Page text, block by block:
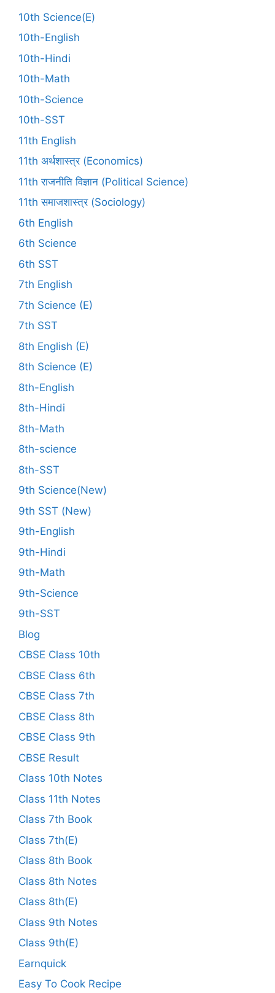
10th Science(E)
10th-English
10th-Hindi
10th-Math
10th-Science
10th-SST
11th English
11th अर्थशास्त्र (Economics)
11th राजनीति विज्ञान (Political Science)
11th समाजशास्त्र (Sociology)
6th English
6th Science
6th SST
7th English
7th Science (E)
7th SST
8th English (E)
8th Science (E)
8th-English
8th-Hindi
8th-Math
8th-science
8th-SST
9th Science(New)
9th SST (New)
9th-English
9th-Hindi
9th-Math
9th-Science
9th-SST
Blog
CBSE Class 10th
CBSE Class 6th
CBSE Class 7th
CBSE Class 8th
CBSE Class 9th
CBSE Result
Class 10th Notes
Class 11th Notes
Class 7th Book
Class 7th(E)
Class 8th Book
Class 8th Notes
Class 8th(E)
Class 9th Notes
Class 9th(E)
Earnquick
Easy To Cook Recipe